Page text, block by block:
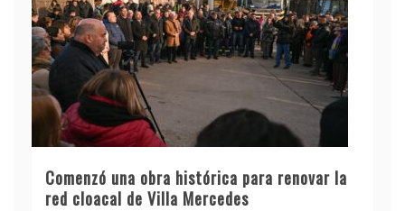
Comenzó una obra histórica para renovar la
red cloacal de Villa Mercedes